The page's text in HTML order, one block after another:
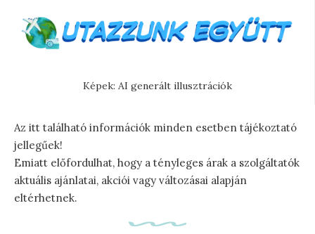
Képek: AI generált illusztrációk
Az itt található információk minden esetben tájékoztató
jellegűek!
Emiatt előfordulhat, hogy a tényleges árak a szolgáltatók
aktuális ajánlatai, akciói vagy változásai alapján
eltérhetnek.